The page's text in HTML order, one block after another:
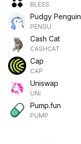
BLESS
Pudgy
PENGU
Cash Cat
CASHCAT
Cap
CAP
Uniswap
UNI
Pump.fun
PUMP